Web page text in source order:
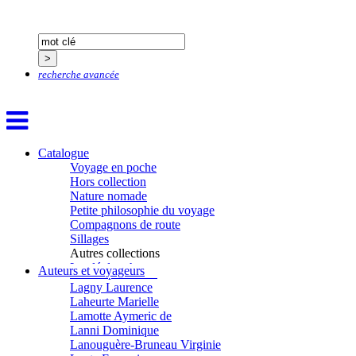
recherche avancée
Catalogue
Voyage en poche
Hors collection
Nature nomade
Petite philosophie du voyage
Compagnons de route
Sillages
Autres collections
La clé des champs
Chemins d’étoiles
Visions
Auteurs et voyageurs
Hervouët Tifenn
Hussain Fawaz
Kerouedan Annie
Klein Julie
Klotz Lætitia
Klvana Ilya
Kotry Jérôme
La Brosse Gaële de
Labouche Didier
Lacarrière Jacques
Lacrampe Corine
Lagny Laurence
Laheurte Marielle
Lamotte Aymeric de
Lanni Dominique
Lanouguère-Bruneau Virginie